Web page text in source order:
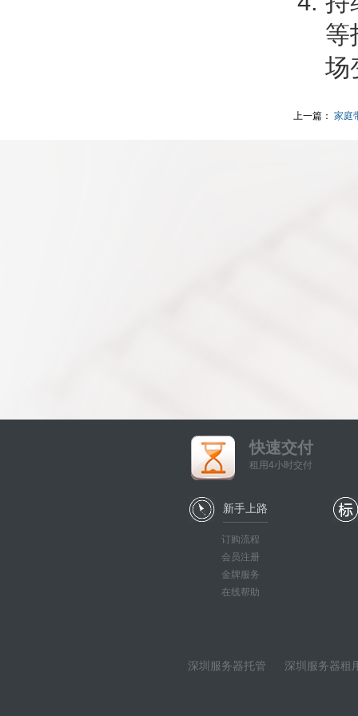
等
场
上一篇： 家庭
快速交付
租用4小时交付
新手上路
订购流程
会员注册
金牌服务
在线帮助
深圳服务器托管 深圳服务器租